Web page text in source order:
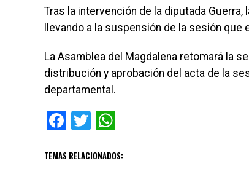
Tras la intervención de la diputada
llevando a la suspensión de la sesión que
La Asamblea del Magdalena retomará la
distribución y aprobación del acta de la
departamental.
Facebook
Twitter
TEMAS RELACIONADOS: